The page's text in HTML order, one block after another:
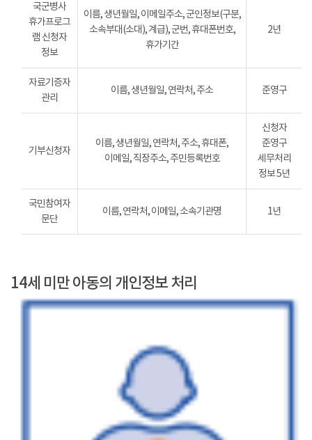
국군병사
휴가프로그
램 신청자
정보
이름, 생년월일, 이메일주소, 군인정보(구분,
소속부대(소대), 계급), 군번, 휴대폰번호,
휴가기간
2년
자료기증자
관리
이름, 생년월일, 연락처, 주소 준영구
기부신청자
이름, 생년월일, 연락처, 주소, 휴대폰,
이메일, 직장주소, 주민등록번호
신청자
준영구
세무처리
정보 5년
국민참여자
문단
이름, 연락처, 이메일, 소속기관명 1년
14세 미만 아동의 개인정보 처리